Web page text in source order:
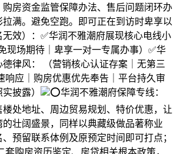
购房资金监管保障办法、售后问题闭环办
满。避免空跑。即可正在到访时卑享以
效）：✅华润不雅潮府展现核心电线小
现场期待｜卑享一对一专属办事）✅华
律风： （营销核心认证存案｜无第三
响应｜购房优惠优先奉告｜平台持久审
披露）
⭕华润不雅潮府保障专线：
处地址、周边贸易规划、特价优惠，让
壮阔盛景，同样以典藏级做品著称业
预留联系体例及原预定时间即可打点；